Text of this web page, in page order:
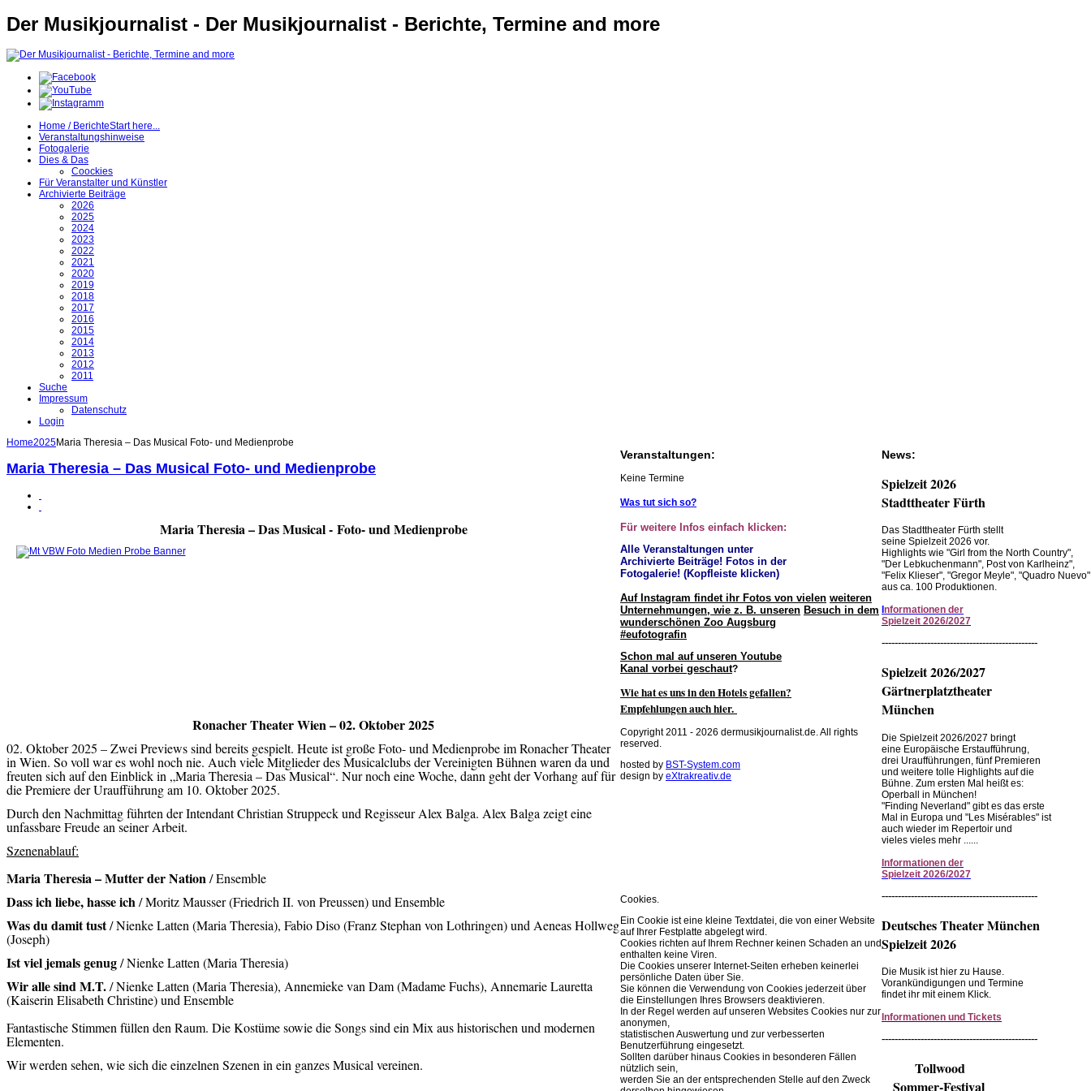
Der Musikjournalist - Der Musikjournalist - Berichte, Termine and more
Home / BerichteStart here...
Veranstaltungshinweise
Fotogalerie
Dies & Das
Coockies
Für Veranstalter und Künstler
Archivierte Beiträge
2026
2025
2024
2023
2022
2021
2020
2019
2018
2017
2016
2015
2014
2013
2012
2011
Suche
Impressum
Datenschutz
Login
Home2025Maria Theresia – Das Musical Foto- und Medienprobe
Maria Theresia – Das Musical Foto- und Medienprobe
Maria Theresia – Das Musical - Foto- und Medienprobe
Ronacher Theater Wien – 02. Oktober 2025
02. Oktober 2025 – Zwei Previews sind bereits gespielt. Heute ist große Foto- und Medienprobe im Ronacher Theater
in Wien. So voll war es wohl noch nie. Auch viele Mitglieder des Musicalclubs der Vereinigten Bühnen waren da und
freuten sich auf den Einblick in „Maria Theresia – Das Musical“. Nur noch eine Woche, dann geht der Vorhang auf für
die Premiere der Uraufführung am 10. Oktober 2025.
Durch den Nachmittag führten der Intendant Christian Struppeck und Regisseur Alex Balga. Alex Balga zeigt eine
unfassbare Freude an seiner Arbeit.
Szenenablauf:
Maria Theresia – Mutter der Nation/ Ensemble
Dass ich liebe, hasse ich/ Moritz Mausser (Friedrich II. von Preussen) und Ensemble
Was du damit tust/ Nienke Latten (Maria Theresia), Fabio Diso (Franz Stephan von Lothringen) und Aeneas Hollweg
(Joseph)
Ist viel jemals genug/ Nienke Latten (Maria Theresia)
Wir alle sind M.T./ Nienke Latten (Maria Theresia), Annemieke van Dam (Madame Fuchs), Annemarie Lauretta
(Kaiserin Elisabeth Christine) und Ensemble
Fantastische Stimmen füllen den Raum. Die Kostüme sowie die Songs sind ein Mix aus historischen und modernen
Elementen.
Wir werden sehen, wie sich die einzelnen Szenen in ein ganzes Musical vereinen.
Veranstaltungen:
Keine Termine
Was tut sich so?
Für weitere Infos einfach klicken:
Alle Veranstaltungen unter
Archivierte Beiträge! Fotos in der
Fotogalerie! (Kopfleiste klicken)
Auf Instagram findet ihr Fotos von vielen weiteren
Unternehmungen, wie z. B. unseren Besuch in dem
wunderschönen Zoo Augsburg
#eufotografin
Schon mal auf unseren Youtube
Kanal vorbei geschaut?
Wie hat es uns in den Hotels gefallen?
Empfehlungen auch hier.
News:
Spielzeit 2026
Stadttheater Fürth
Das Stadttheater Fürth stellt
seine Spielzeit 2026 vor.
Highlights wie "Girl from the North Country",
"Der Lebkuchenmann", Post von Karlheinz",
"Felix Klieser", "Gregor Meyle", "Quadro Nuevo"
aus ca. 100 Produktionen.
nformationen der
Spielzeit 2026/2027
------------------------------------------------
Spielzeit 2026/2027
Gärtnerplatztheater
München
Die Spielzeit 2026/2027 bringt
eine Europäische Erstaufführung,
drei Uraufführungen, fünf Premieren
und weitere tolle Highlights auf die
Bühne. Zum ersten Mal heißt es:
Operball in München!
"Finding Neverland" gibt es das erste
Mal in Europa und "Les Misérables" ist
auch wieder im Repertoir und
vieles vieles mehr ......
Informationen der
Spielzeit 2026/2027
------------------------------------------------
Deutsches Theater München
Spielzeit 2026
Die Musik ist hier zu Hause.
Vorankündigungen und Termine
findet ihr mit einem Klick.
Informationen und Tickets
------------------------------------------------
Tollwood
Sommer-Festival
Copyright 2011 - 2026 dermusikjournalist.de. All rights
reserved.
hosted by BST-System.com
design by eXtrakreativ.de
Cookies.
Ein Cookie ist eine kleine Textdatei, die von einer Website
auf Ihrer Festplatte abgelegt wird.
Cookies richten auf Ihrem Rechner keinen Schaden an und
enthalten keine Viren.
Die Cookies unserer Internet-Seiten erheben keinerlei
persönliche Daten über Sie.
Sie können die Verwendung von Cookies jederzeit über
die Einstellungen Ihres Browsers deaktivieren.
In der Regel werden auf unseren Websites Cookies nur zur
anonymen,
statistischen Auswertung und zur verbesserten
Benutzerführung eingesetzt.
Sollten darüber hinaus Cookies in besonderen Fällen
nützlich sein,
werden Sie an der entsprechenden Stelle auf den Zweck